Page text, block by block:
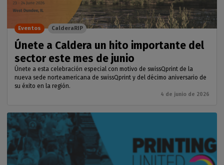
Únete a Caldera un hito importante del
sector este mes de junio
Únete a esta celebración especial con motivo de swissQprint de la
nueva sede norteamericana de swissQprint y del décimo aniversario de
su éxito en la región.
4 de junio de 2026
Eventos CalderaRIP